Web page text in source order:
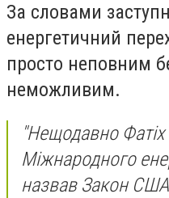
За словами
енергетичний
просто неповним
неможливим.
"Нещодавно
Міжнародного
назвав Закон США